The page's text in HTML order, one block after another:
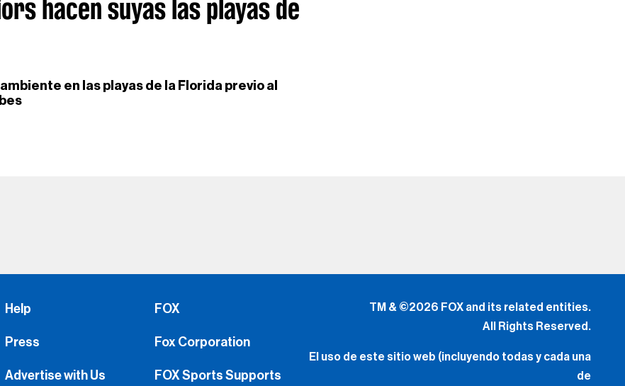
hacen suyas las playas de
en las playas de la Florida previo al
Help
Press
Advertise with Us
FOX
Fox Corporation
FOX Sports Supports
TM & ©2026 FOX and its related entities.
All Rights Reserved.
El uso de este sitio web (incluyendo todas y cada una
de